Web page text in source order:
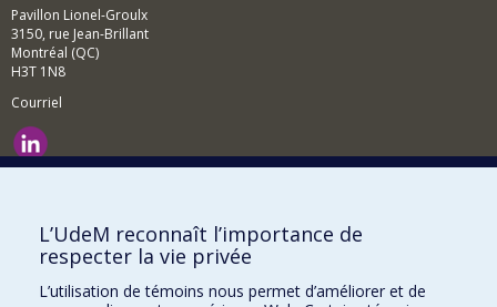
Pavillon Lionel-Groulx
3150, rue Jean-Brillant
Montréal (QC)
H3T 1N8
Courriel
Comment soutenir le Département?
BESOIN D'AIDE?
Plan du site
L’UdeM reconnaît l’importance de
respecter la vie privée
L’utilisation de témoins nous permet d’améliorer et de